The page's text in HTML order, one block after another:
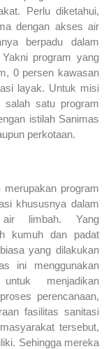
Perlu diketahui,
dengan akses air
berpadu dalam
program yang
0 persen kawasan
layak. Untuk misi
salah satu program
istilah Sanimas
perkotaan.
merupakan program
khususnya dalam
air limbah. Yang
kumuh dan padat
yang dilakukan
ini menggunakan
menjadikan
perencanaan,
fasilitas sanitasi
tersebut,
Sehingga mereka